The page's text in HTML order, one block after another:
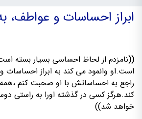
ابراز احساسات و عواطف،
((نامزدم از لحاظ احساسی بسیار بسته
است.او وانمود می کند به ابراز
راجع به احساساتش با او صحبت کنم
کند.هرگز کسی در گذشته اورا به راستی
خواهد شد))